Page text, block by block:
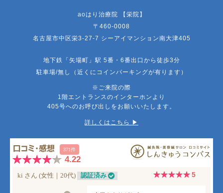
aoはり治療院 【栄院】
〒460-0008
名古屋市中区栄3-27-7 シーアイマンション南大津405
地下鉄「矢場町」駅 5番・6番出口から徒歩3分
駐車場/無し（近くにコインパーキングが有ります）
※ご来院の際
1階エントランスのインターホンより
405号へのお呼び出しをお願いいたします。
詳しくはこちら ▶︎